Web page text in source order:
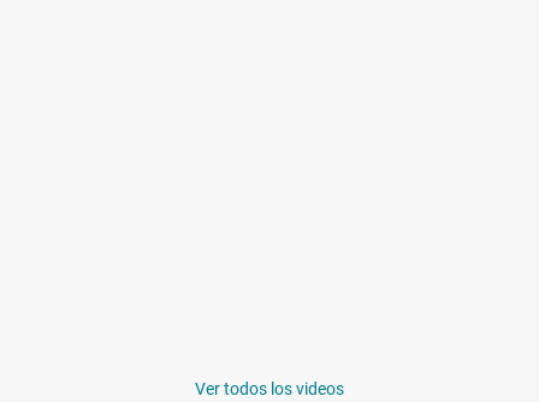
Ver todos los videos